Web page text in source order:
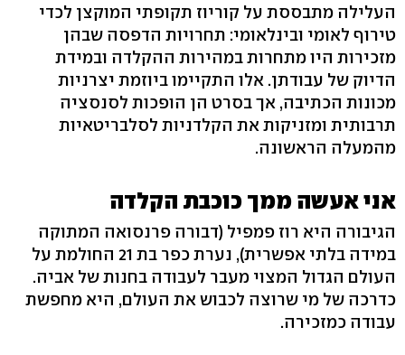
העלילה מתבססת על קוריוז תקופתי המוקצן לכדי
טירוף לאומי ובינלאומי: תחרויות הדפסה שבהן
מזכירות היו מתחרות במהירות ההקלדה ובמידת
הדיוק של עבודתן. אלו התקיימו ביוזמת יצרניות
מכונות הכתיבה, אך בסרט הן הופכות לסנסציה
תרבותית ומזניקות את הקלדניות לסלבריטאיות
מהמעלה הראשונה.
אני אעשה ממך כוכבת הקלדה
הגיבורה היא רוז פמפיל (דבורה פרנסואה המתוקה
במידה בלתי אפשרית), נערת כפר בת 21 החולמת על
העולם הגדול המצוי מעבר לעבודה בחנות של אביה.
כדרכה של מי שרוצה לכבוש את העולם, היא מחפשת
עבודה כמזכירה.